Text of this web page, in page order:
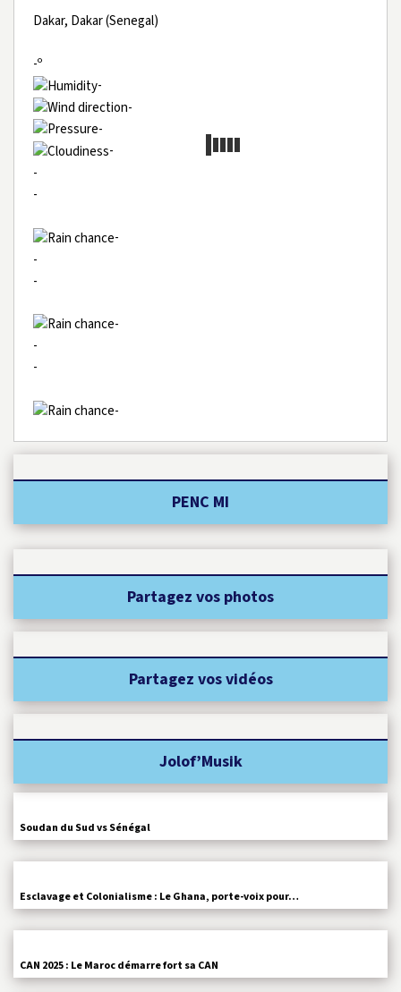
Soudan du Sud vs Sénégal
Esclavage et Colonialisme : Le Ghana, porte-voix pour…
CAN 2025 : Le Maroc démarre fort sa CAN
Dakar, Dakar (Senegal)
-º
-
-
-
-
-
-
-
-
-
-
-
-
-
PENC MI
Partagez vos photos
Partagez vos vidéos
Jolof’Musik